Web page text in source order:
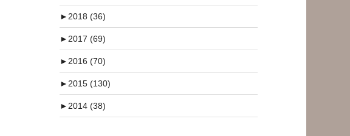
►2018 (36)
►2017 (69)
►2016 (70)
►2015 (130)
►2014 (38)